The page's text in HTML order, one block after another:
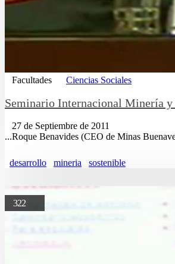
Facultades Ciencias Sociales
Seminario Internacional Minería
27 de Septiembre de 2011
...Roque Benavides (CEO de Minas
desarrollo mineria sostenible
322